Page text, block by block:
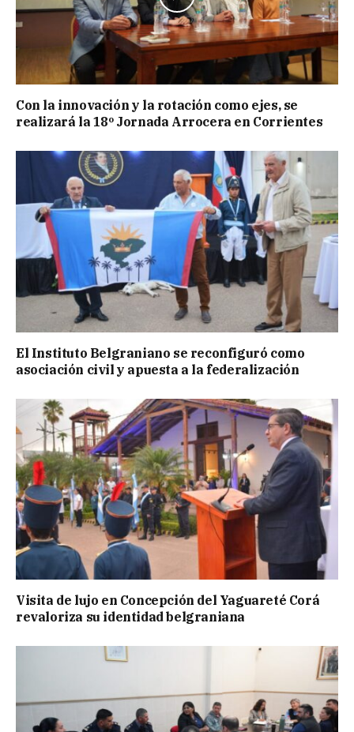
Con la innovación y la rotación como ejes, se
realizará la 18º Jornada Arrocera en Corrientes
El Instituto Belgraniano se reconfiguró como
asociación civil y apuesta a la federalización
Visita de lujo en Concepción del Yaguareté Corá
revaloriza su identidad belgraniana